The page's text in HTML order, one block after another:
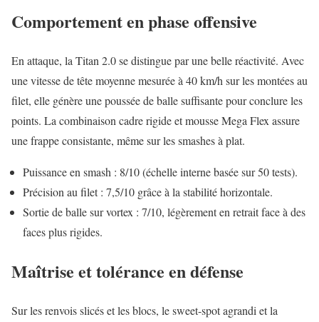
Comportement en phase offensive
En attaque, la Titan 2.0 se distingue par une belle réactivité. Avec
une vitesse de tête moyenne mesurée à 40 km/h sur les montées au
filet, elle génère une poussée de balle suffisante pour conclure les
points. La combinaison cadre rigide et mousse Mega Flex assure
une frappe consistante, même sur les smashes à plat.
Puissance en smash : 8/10 (échelle interne basée sur 50 tests).
Précision au filet : 7,5/10 grâce à la stabilité horizontale.
Sortie de balle sur vortex : 7/10, légèrement en retrait face à des
faces plus rigides.
Maîtrise et tolérance en défense
Sur les renvois slicés et les blocs, le sweet-spot agrandi et la